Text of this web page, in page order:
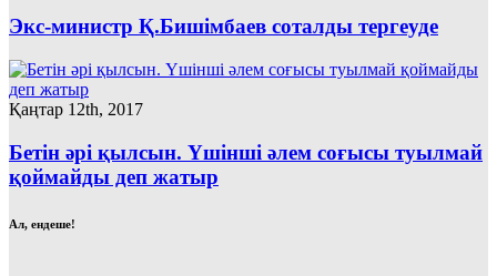
Экс-министр Қ.Бишімбаев соталды тергеуде
Қаңтар 12th, 2017
Бетін әрі қылсын. Үшінші әлем соғысы туылмай
қоймайды деп жатыр
Ал, ендеше!